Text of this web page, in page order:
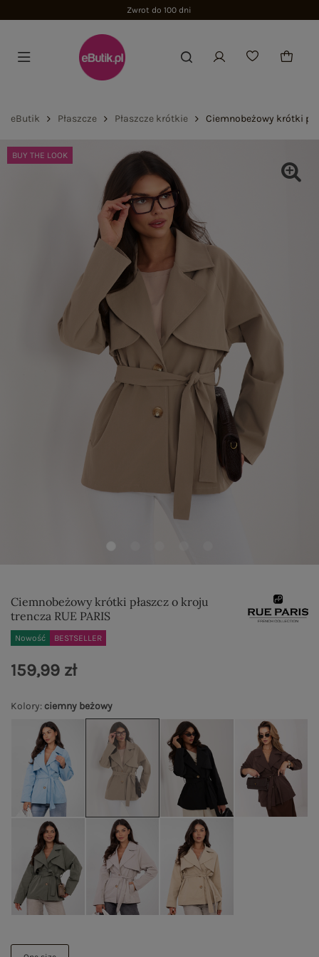
Zwrot do 100 dni
eButik Płaszcze Płaszcze krótkie Ciemnobeżowy krótki
BUY THE LOOK
Ciemnobeżowy krótki płaszcz o kroju
trencza RUE PARIS
Nowość BESTSELLER
Kolory: ciemny beżowy
159,99 zł